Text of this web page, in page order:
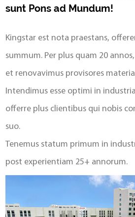
sunt Pons ad Mundum!
Kingstar est nota praestans,
summum. Per plus quam 20
et renovavimus provisores
Intendimus esse optimi in
offerre plus clientibus qui nobis
suo.
Tenemus statum primum in
post experientiam 25+ annorum.